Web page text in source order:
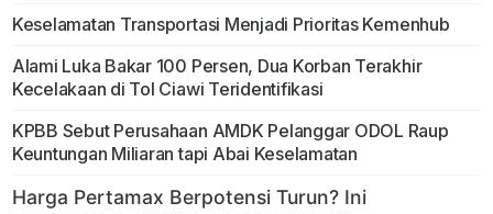
Keselamatan Transportasi Menjadi Prioritas Kemenhub
Alami Luka Bakar 100 Persen, Dua Korban Terakhir
Kecelakaan di Tol Ciawi Teridentifikasi
KPBB Sebut Perusahaan AMDK Pelanggar ODOL Raup
Keuntungan Miliaran tapi Abai Keselamatan